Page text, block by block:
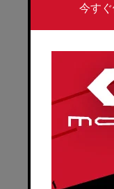
今す